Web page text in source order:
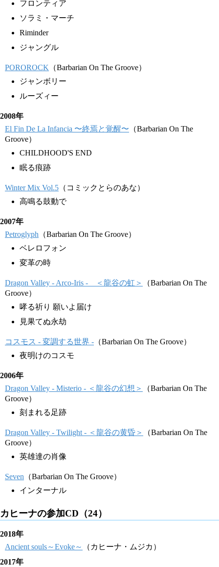
フロンティア
ソラミ・マーチ
Riminder
ジャングル
POROROCK （Barbarian On The Groove）
ジャンボリー
ルーズィー
2008年
El Fin De La Infancia 〜終焉と覚醒〜 （Barbarian On The
Groove）
CHILDHOOD'S END
眠る痕跡
Winter Mix Vol.5 （コミックとらのあな）
高鳴る鼓動で
2007年
Petroglyph （Barbarian On The Groove）
ベレロフォン
変革の時
Dragon Valley - Arco-Iris - ＜龍谷の虹＞
（Barbarian On The
Groove）
哮る祈り 願いよ届け
見果てぬ永劫
コスモス - 変調する世界 - （Barbarian On The Groove）
夜明けのコスモ
2006年
Dragon Valley - Misterio - ＜龍谷の幻想＞
（Barbarian On The
Groove）
刻まれる足跡
Dragon Valley - Twilight - ＜龍谷の黄昏＞
（Barbarian On The
Groove）
英雄達の肖像
Seven （Barbarian On The Groove）
インターナル
カヒーナの参加CD（24）
2018年
Ancient souls～Evoke～
（カヒーナ・ムジカ）
2017年